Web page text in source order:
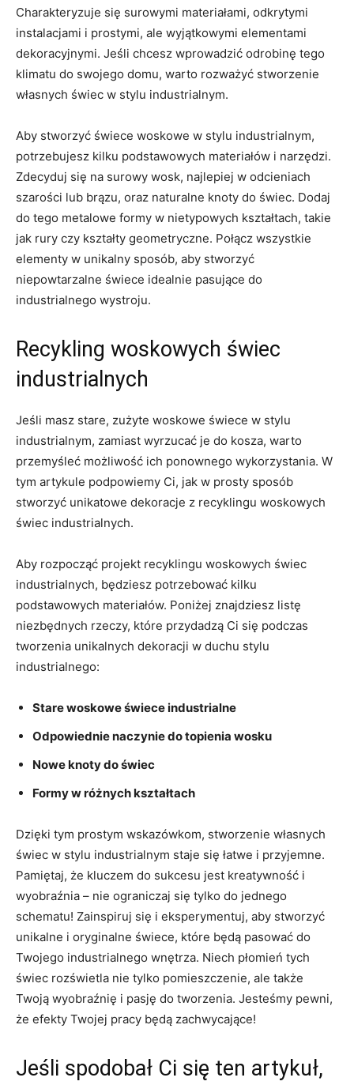
Charakteryzuje⁣ się surowymi ⁤materiałami, odkrytymi
instalacjami i prostymi, ale wyjątkowymi ⁤elementami
dekoracyjnymi. Jeśli chcesz wprowadzić odrobinę‍ tego‌
klimatu⁤ do swojego domu, warto rozważyć ⁣stworzenie
własnych świec ‌w stylu industrialnym.
Aby stworzyć świece woskowe w stylu industrialnym,
potrzebujesz kilku⁤ podstawowych materiałów i narzędzi. ​
Zdecyduj się na surowy wosk, najlepiej w odcieniach
szarości lub brązu, oraz naturalne knoty do świec. Dodaj
do tego​ metalowe formy w nietypowych kształtach, takie
jak rury czy kształty geometryczne. Połącz wszystkie
elementy w⁣ unikalny sposób, aby stworzyć
niepowtarzalne świece ⁣idealnie pasujące ‌do
industrialnego wystroju.
Recykling woskowych świec⁣
industrialnych
Jeśli masz stare, zużyte woskowe świece w stylu
industrialnym, zamiast wyrzucać je‍ do kosza, ‍warto
przemyśleć możliwość ich ponownego wykorzystania. W
tym ‌artykule podpowiemy Ci, jak w prosty sposób ​
stworzyć⁢ unikatowe dekoracje ⁢z recyklingu woskowych
świec industrialnych.
Aby rozpocząć projekt recyklingu woskowych świec​
industrialnych, będziesz potrzebować kilku
podstawowych materiałów. Poniżej znajdziesz listę
niezbędnych rzeczy, które przydadzą Ci się podczas
tworzenia unikalnych dekoracji w duchu stylu
industrialnego:
Stare woskowe świece industrialne
Odpowiednie naczynie do topienia ⁤wosku
Nowe knoty do świec
Formy w różnych kształtach
Dzięki tym prostym wskazówkom, stworzenie własnych
świec w stylu industrialnym staje się łatwe i przyjemne.
Pamiętaj, że kluczem do sukcesu jest kreatywność i
wyobraźnia – nie ograniczaj się tylko do jednego
schematu! Zainspiruj⁣ się i eksperymentuj, aby stworzyć
unikalne i oryginalne świece, które będą pasować do
Twojego industrialnego wnętrza. Niech płomień tych
świec rozświetla nie tylko pomieszczenie, ale także
Twoją wyobraźnię i pasję do ⁣tworzenia. Jesteśmy pewni,
że efekty ​Twojej pracy będą zachwycające!
Jeśli spodobał Ci się ten artykuł,